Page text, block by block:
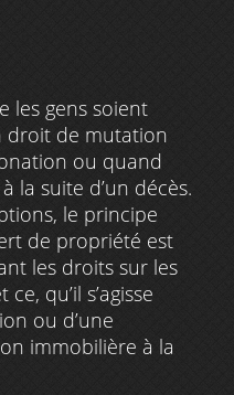
les gens soient
droit de mutation
ou quand
la suite d’un décès.
le principe
de propriété est
les droits sur les
qu’il s’agisse
ou d’une
immobilière à la